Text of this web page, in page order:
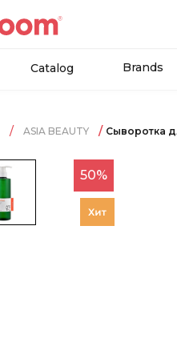
Catalog Brands
ASIA BEAUTY Сыворотка
50%